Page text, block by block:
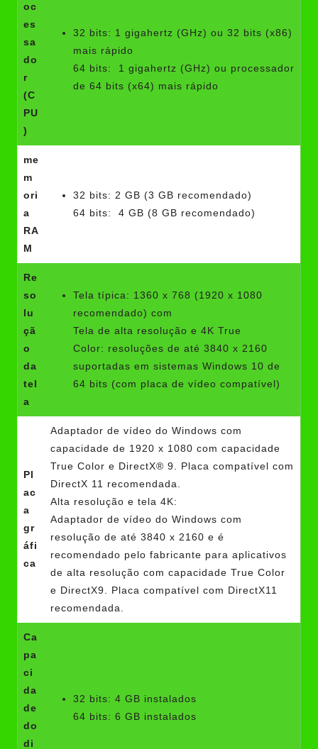
oc
es
sa
do
r
(C
PU
)
32 bits: 1 gigahertz (GHz) ou 32 bits (x86)
mais rápido
64 bits: 1 gigahertz (GHz) ou processador
de 64 bits (x64) mais rápido
me
m
ori
a
RA
M
32 bits: 2 GB (3 GB recomendado)
64 bits: 4 GB (8 GB recomendado)
Re
so
lu
çã
o
da
tel
a
Tela típica: 1360 x 768 (1920 x 1080
recomendado) com
Tela de alta resolução e 4K True
Color: resoluções de até 3840 x 2160
suportadas em sistemas Windows 10 de
64 bits (com placa de vídeo compatível)
Pl
ac
a
gr
áfi
ca
Adaptador de vídeo do Windows com
capacidade de 1920 x 1080 com capacidade
True Color e DirectX® 9. Placa compatível com
DirectX 11 recomendada.
Alta resolução e tela 4K:
Adaptador de vídeo do Windows com
resolução de até 3840 x 2160 e é
recomendado pelo fabricante para aplicativos
de alta resolução com capacidade True Color
e DirectX9. Placa compatível com DirectX11
recomendada.
Ca
pa
ci
da
de
do
di
32 bits: 4 GB instalados
64 bits: 6 GB instalados